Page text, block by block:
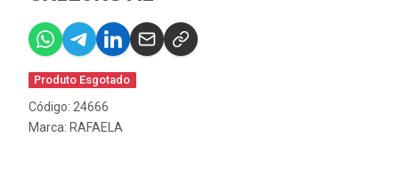
Produto Esgotado
Código: 24666
Marca: RAFAELA